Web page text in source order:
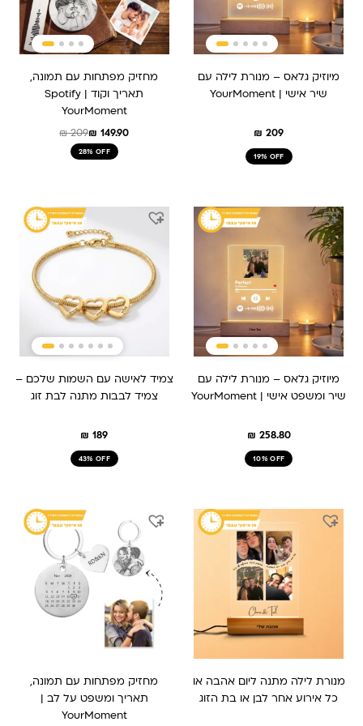
מיוזיק גלאס – מנורת לילה עם
שיר אישי | YourMoment
₪ 209
19% OFF
מחזיק מפתחות עם תמונה,
תאריך וקוד Spotify |
YourMoment
₪209₪ 149.90
28% OFF
מיוזיק גלאס – מנורת לילה עם
שיר ומשפט אישי | YourMoment
₪ 258.80
10% OFF
צמיד לאישה עם השמות שלכם –
צמיד לבבות מתנה לבת זוג
₪ 189
43% OFF
מנורת לילה מתנה ליום אהבה או
כל אירוע אחר לבן או בת הזוג
המחיר
היה:
המחיר
הוא:
מחזיק מפתחות עם תמונה,
תאריך ומשפט על לב |
YourMoment
המקורי
₪ 209.
הנוכחי
₪ 149.